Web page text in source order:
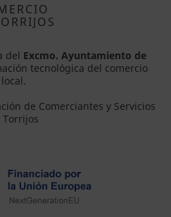
del Excmo. Ayuntamiento de
tecnológica del comercio
local.
de Comerciantes y Servicios
Torrijos